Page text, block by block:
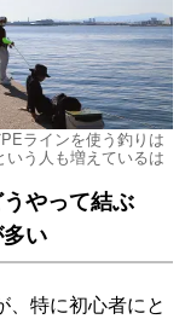
ラインを使う釣りは
う人も増えているは
やって結ぶ
い
特に初心者にと